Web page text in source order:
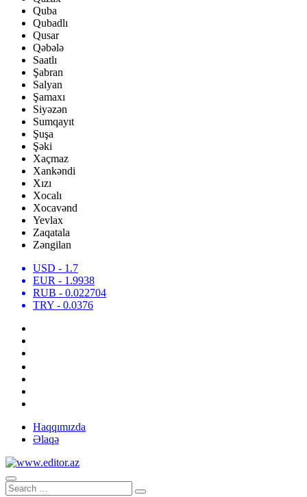
Quba
Qubadlı
Qusar
Qəbələ
Saatlı
Şabran
Salyan
Şamaxı
Siyəzən
Sumqayıt
Şuşa
Şəki
Xaçmaz
Xankəndi
Xızı
Xocalı
Xocavənd
Yevlax
Zaqatala
Zəngilan
USD - 1.7
EUR - 1.9938
RUB - 0.022704
TRY - 0.0376
Haqqımızda
Əlaqə